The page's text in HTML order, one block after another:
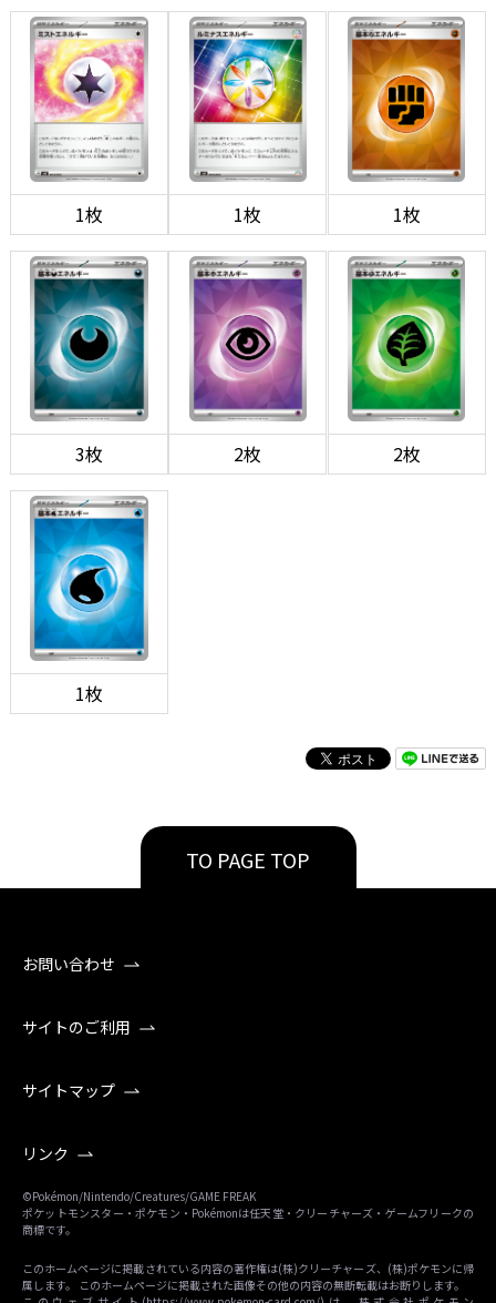
1枚 1枚 1枚
3枚 2枚 2枚
1枚
TO PAGE TOP
お問い合わせ
サイトのご利用
サイトマップ
リンク
©Pokémon/Nintendo/Creatures/GAME FREAK
ポケットモンスター・ポケモン・Pokémonは任天堂・クリーチャーズ・ゲームフリークの
商標です。
このホームページに掲載されている内容の著作権は(株)クリーチャーズ、(株)ポケモンに帰
属します。 このホームページに掲載された画像その他の内容の無断転載はお断りします。